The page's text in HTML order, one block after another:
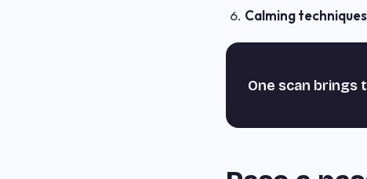
Calming techniques
One scan brings